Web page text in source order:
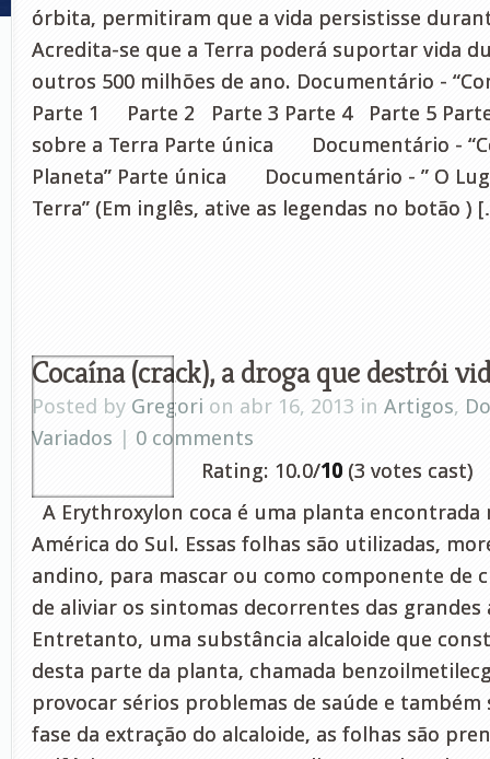
órbita, permitiram que a vida persistisse
Acredita-se que a Terra poderá suportar vida
outros 500 milhões de ano. Documentário -
Parte 1 Parte 2 Parte 3 Parte 4 Parte 5
sobre a Terra Parte única Documentário -
Planeta” Parte única Documentário - ” O
Terra” (Em inglês, ative as legendas no botão )
Cocaína (crack), a droga que destrói
Posted by Gregori on abr 16, 2013 in Artigos,
Variados | 0 comments
Rating: 10.0/10 (3 votes cast)
A Erythroxylon coca é uma planta encontrada
América do Sul. Essas folhas são utilizadas,
andino, para mascar ou como componente de
de aliviar os sintomas decorrentes das
Entretanto, uma substância alcaloide que
desta parte da planta, chamada
provocar sérios problemas de saúde e também
fase da extração do alcaloide, as folhas são